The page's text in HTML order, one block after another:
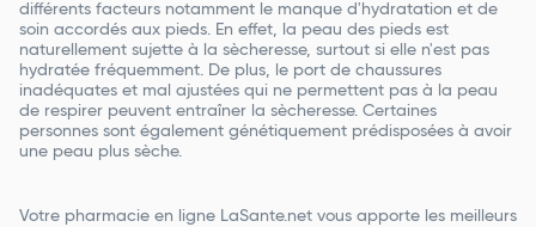
différents facteurs notamment le manque d'hydratation et de
soin accordés aux pieds. En effet, la peau des pieds est
naturellement sujette à la sècheresse, surtout si elle n'est pas
hydratée fréquemment. De plus, le port de chaussures
inadéquates et mal ajustées qui ne permettent pas à la peau
de respirer peuvent entraîner la sècheresse. Certaines
personnes sont également génétiquement prédisposées à avoir
une peau plus sèche.
Votre pharmacie en ligne LaSante.net vous apporte les meilleurs